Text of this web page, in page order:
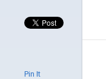
Pin It